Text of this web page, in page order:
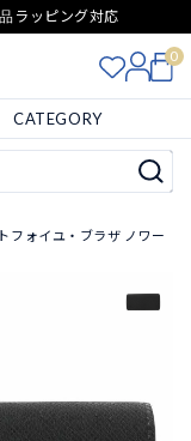
ラッピング対応
0
CATEGORY
フォイユ・ブラザ ノワー